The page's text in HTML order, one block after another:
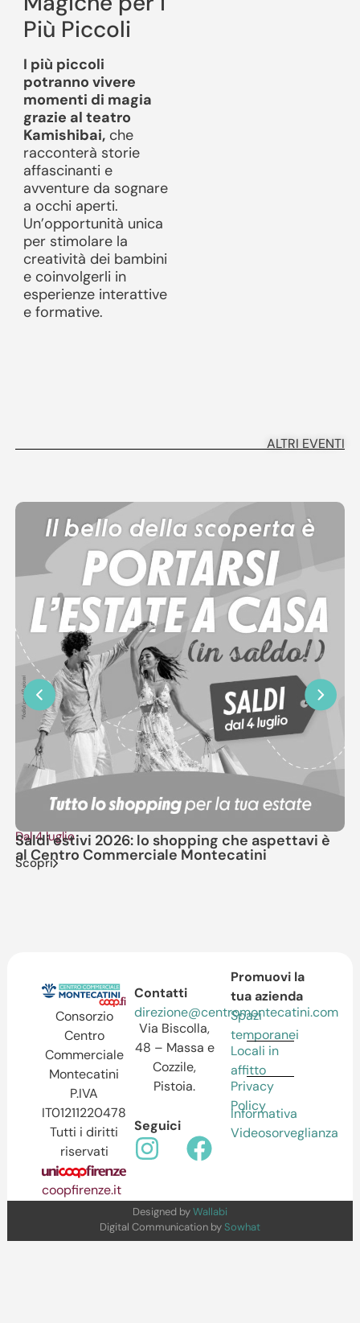
Più Piccoli
I più piccoli
potranno vivere
momenti di magia
grazie al teatro
Kamishibai,che
racconterà storie
affascinanti e
avventure da sognare
a occhi aperti.
Un’opportunità unica
per stimolare la
creatività dei bambini
e coinvolgerli in
esperienze interattive
e formative.
ALTRI EVENTI
Dal 4 luglio
Saldi estivi 2026: lo shopping che aspettavi è
al Centro Commerciale Montecatini
Scopri
Consorzio
Centro
Commerciale
Montecatini
P.IVA
IT01211220478
Tutti i diritti
riservati
coopfirenze.it
Contatti
direzione@centromontecatini.com
Via Biscolla,
48 – Massa e
Cozzile,
Pistoia.
Seguici
Promuovi la
tua azienda
Spazi
temporanei
Locali in
affitto
Privacy
Policy
Informativa
Videosorveglianza
Designed byWallabi
Digital Communication by Sowhat